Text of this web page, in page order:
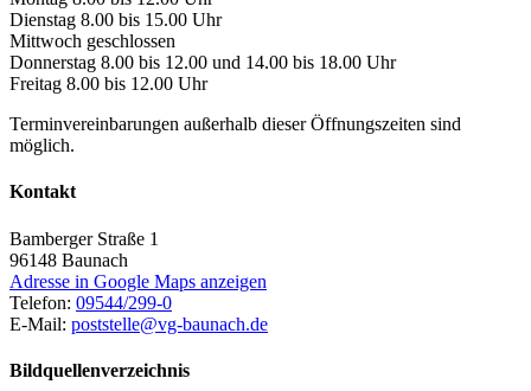
Dienstag 8.00 bis 15.00 Uhr
Mittwoch geschlossen
Donnerstag 8.00 bis 12.00 und 14.00 bis 18.00 Uhr
Freitag 8.00 bis 12.00 Uhr
Terminvereinbarungen außerhalb dieser Öffnungszeiten sind
möglich.
Kontakt
Bamberger Straße 1
96148 Baunach
Adresse in Google Maps anzeigen
Telefon: 09544/299-0
E-Mail: poststelle@vg-baunach.de
Bildquellenverzeichnis